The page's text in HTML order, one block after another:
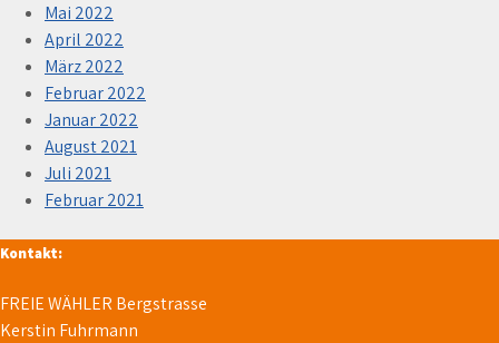
Mai 2022
April 2022
März 2022
Februar 2022
Januar 2022
August 2021
Juli 2021
Februar 2021
Kontakt:
FREIE WÄHLER Bergstrasse
Kerstin Fuhrmann